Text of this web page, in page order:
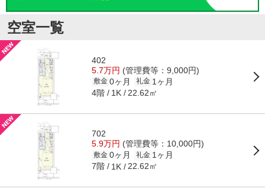
空室一覧
402
5.7万円 (管理費等：9,000円)
敷金 0ヶ月 礼金 1ヶ月
4階 1K 22.62㎡
702
5.9万円 (管理費等：10,000円)
敷金 0ヶ月 礼金 1ヶ月
7階 1K 22.62㎡